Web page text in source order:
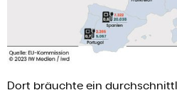
Dort bräuchte ein